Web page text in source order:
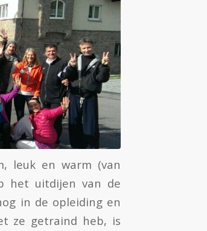
leuk en warm (van
het uitdijen van de
in de opleiding en
ze getraind heb, is